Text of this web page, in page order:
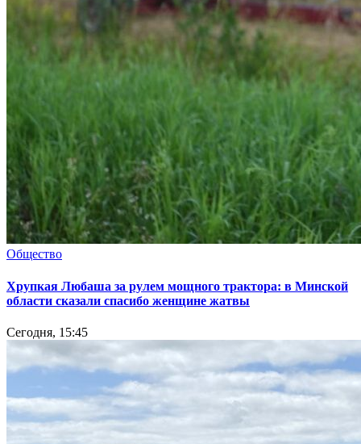
Общество
Хрупкая Любаша за рулем мощного трактора: в Минской
области сказали спасибо женщине жатвы
Сегодня, 15:45